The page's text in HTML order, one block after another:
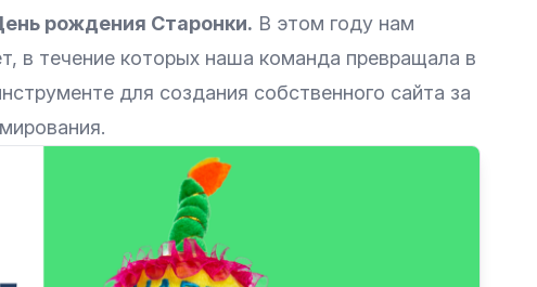
рождения Старонки. В этом году нам
в течение которых наша команда превращала в
для создания собственного сайта за